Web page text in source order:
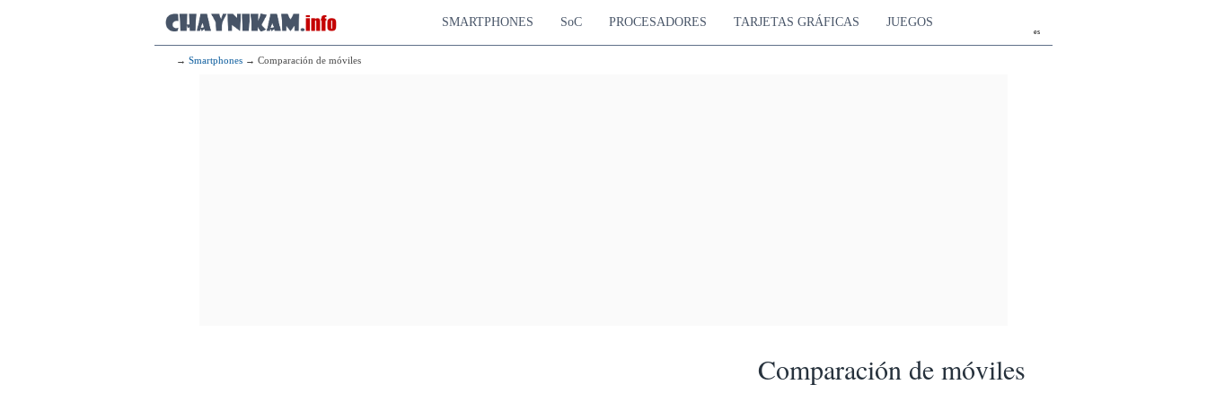
es
SMARTPHONES SoC PROCESADORES TARJETAS GRÁFICAS JUEGOS
→ Smartphones → Comparación de móviles
Comparación de móviles